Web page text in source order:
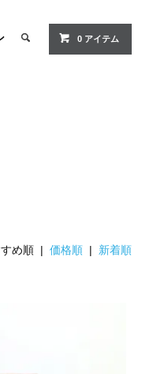
0 アイテム
すめ順 |価格順 | 新着順